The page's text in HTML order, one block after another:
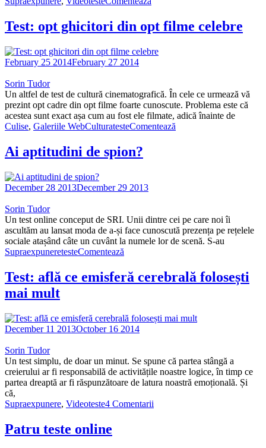
Test: opt ghicitori din opt filme celebre
February 25 2014February 27 2014
Sorin Tudor
Un altfel de test de cultură cinematografică. În cele ce urmează vă
prezint opt cadre din opt filme foarte cunoscute. Problema este că
acestea sunt exact așa cum au fost ele filmate, adică înainte de
Culise, Galeriile WebCulturatesteComentează
Ai aptitudini de spion?
December 28 2013December 29 2013
Sorin Tudor
Un test online conceput de SRI. Unii dintre cei pe care noi îi
ascultăm au lansat moda de a-și face cunoscută prezența pe rețelele
sociale atașând câte un cuvânt la numele lor de scenă. S-au
SupraexpuneretesteComentează
Test: află ce emisferă cerebrală folosești
mai mult
December 11 2013October 16 2014
Sorin Tudor
Un test simplu, de doar un minut. Se spune că partea stângă a
creierului ar fi responsabilă de activitățile noastre logice, în timp ce
partea dreaptă ar fi răspunzătoare de latura noastră emoțională. Și
că,
Supraexpunere, Videoteste4 Comentarii
Patru teste online